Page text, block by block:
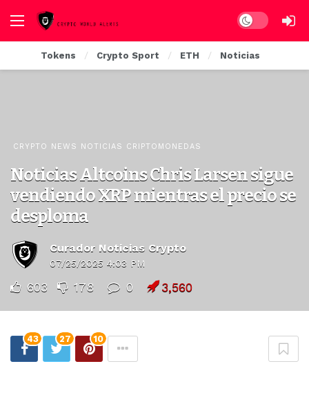
Dark mode
Tokens Crypto Sport ETH Noticias
CRYPTO NEWS NOTICIAS CRIPTOMONEDAS
Noticias Altcoins Chris Larsen sigue
vendiendo XRP mientras el precio se
desploma
Curador Noticias Crypto
07/25/2025 4:03 PM
603 178 0 3,560
43 27 10